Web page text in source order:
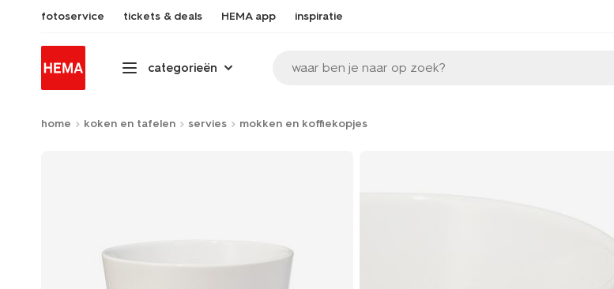
fotoservice tickets & deals HEMA app inspiratie
categorieën waar ben je naar op zoek?
home koken en tafelen servies mokken en koffiekopjes